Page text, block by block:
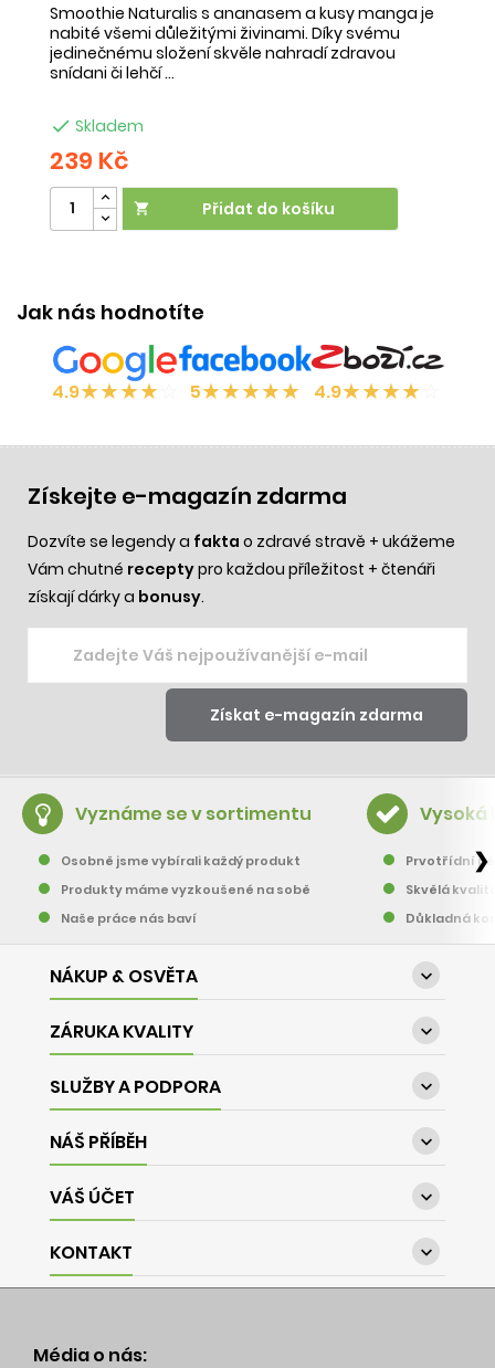
Smoothie Naturalis s ananasem a kusy manga je
nabité všemi důležitými živinami. Díky svému
jedinečnému složení skvěle nahradí zdravou
snídani či lehčí ...
 Skladem
239 Kč
 Přidat do košíku
Jak nás hodnotíte
4.9★★★★ 5★★★★★ 4.9★★★★
Získejte e-magazín zdarma
Dozvíte se legendy a fakta o zdravé stravě + ukážeme
Vám chutné receptypro každou příležitost + čtenáři
získají dárky a bonusy.
Vyznáme se v sortimentu
Osobně jsme vybírali každý produkt
Produkty máme vyzkoušené na sobě
Naše práce nás baví
Vysoká
Prvotřídní
Skvělá
Důkladná
❯
NÁKUP & OSVĚTA 
ZÁRUKA KVALITY 
SLUŽBY A PODPORA 
NÁŠ PŘÍBĚH 
VÁŠ ÚČET 
KONTAKT 
Média o nás: